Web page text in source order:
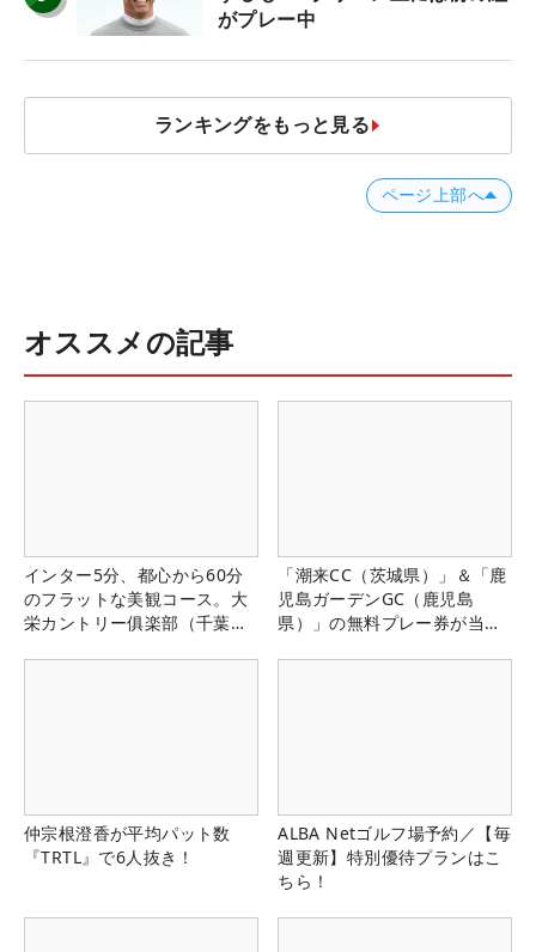
がプレー中
ランキングをもっと見る
ページ上部へ
オススメの記事
インター5分、都心から60分
のフラットな美観コース。大
栄カントリー俱楽部（千葉
「潮来CC（茨城県）」＆「鹿
児島ガーデンGC（鹿児島
県）」の無料プレー券が当た
仲宗根澄香が平均パット数
『TRTL』で6人抜き！
ALBA Netゴルフ場予約／【毎
週更新】特別優待プランはこ
ちら！